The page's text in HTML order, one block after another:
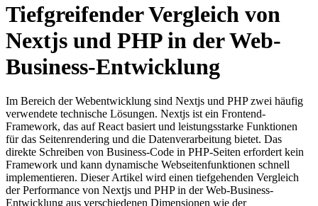
Tiefgreifender Vergleich von
Nextjs und PHP in der Web-
Business-Entwicklung
Im Bereich der Webentwicklung sind Nextjs und PHP zwei häufig
verwendete technische Lösungen. Nextjs ist ein Frontend-
Framework, das auf React basiert und leistungsstarke Funktionen
für das Seitenrendering und die Datenverarbeitung bietet. Das
direkte Schreiben von Business-Code in PHP-Seiten erfordert kein
Framework und kann dynamische Webseitenfunktionen schnell
implementieren. Dieser Artikel wird einen tiefgehenden Vergleich
der Performance von Nextjs und PHP in der Web-Business-
Entwicklung aus verschiedenen Dimensionen wie der